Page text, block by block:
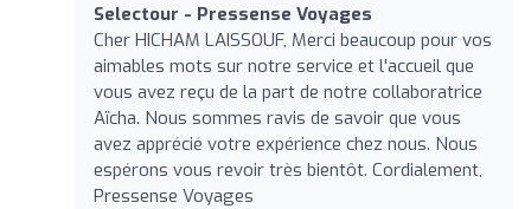
Selectour - Pressense Voyages
Cher HICHAM LAISSOUF, Merci beaucoup pour vos
aimables mots sur notre service et l'accueil que
vous avez reçu de la part de notre collaboratrice
Aïcha. Nous sommes ravis de savoir que vous
avez apprécié votre expérience chez nous. Nous
espérons vous revoir très bientôt. Cordialement,
Pressense Voyages